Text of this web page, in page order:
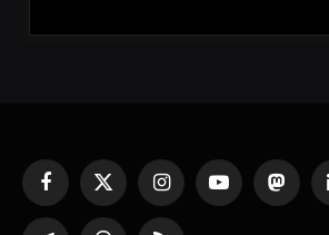
Facebook
X
(Twitter)
InstagramYouTube